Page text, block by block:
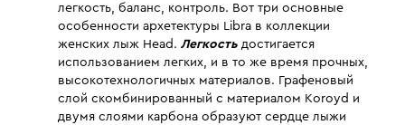
легкость, баланс, контроль. Вот три основные
особенности архетектуры Libra в коллекции
женских лыж Head. Легкость достигается
использованием легких, и в то же время прочных,
высокотехнологичных материалов. Графеновый
слой скомбинированный с материалом Koroyd и
двумя слоями карбона образуют сердце лыжи